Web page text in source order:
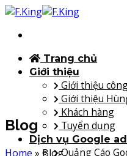
Bỏ
nội
Trang chủ
Giới thiệu
Giới thiệu
Giới thiệu
Khách hàng
Tuyển dụng
Dịch vụ Google
Quảng Cáo
Blog
Home » Blog